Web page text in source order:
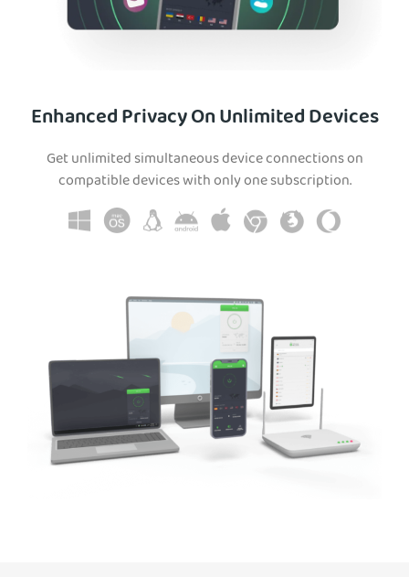
Enhanced Privacy On Unlimited Devices
Get unlimited simultaneous device connections on
compatible devices with only one subscription.